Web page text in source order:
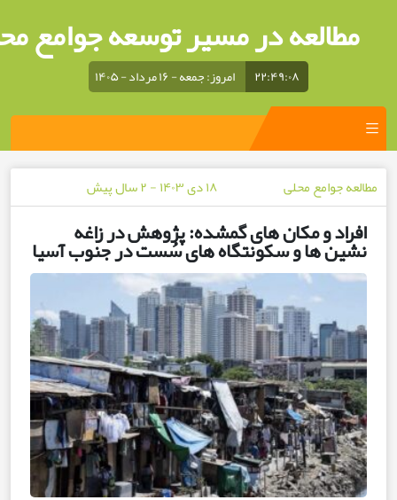
در مسیر توسعه جوامع محلی
امروز: جمعه - ۱۶ مرداد - ۱۴۰۵
محلی
و مکان های گمشده: پژوهش در زاغه
ها و سکونتگاه های سُست در جنوب آسیا